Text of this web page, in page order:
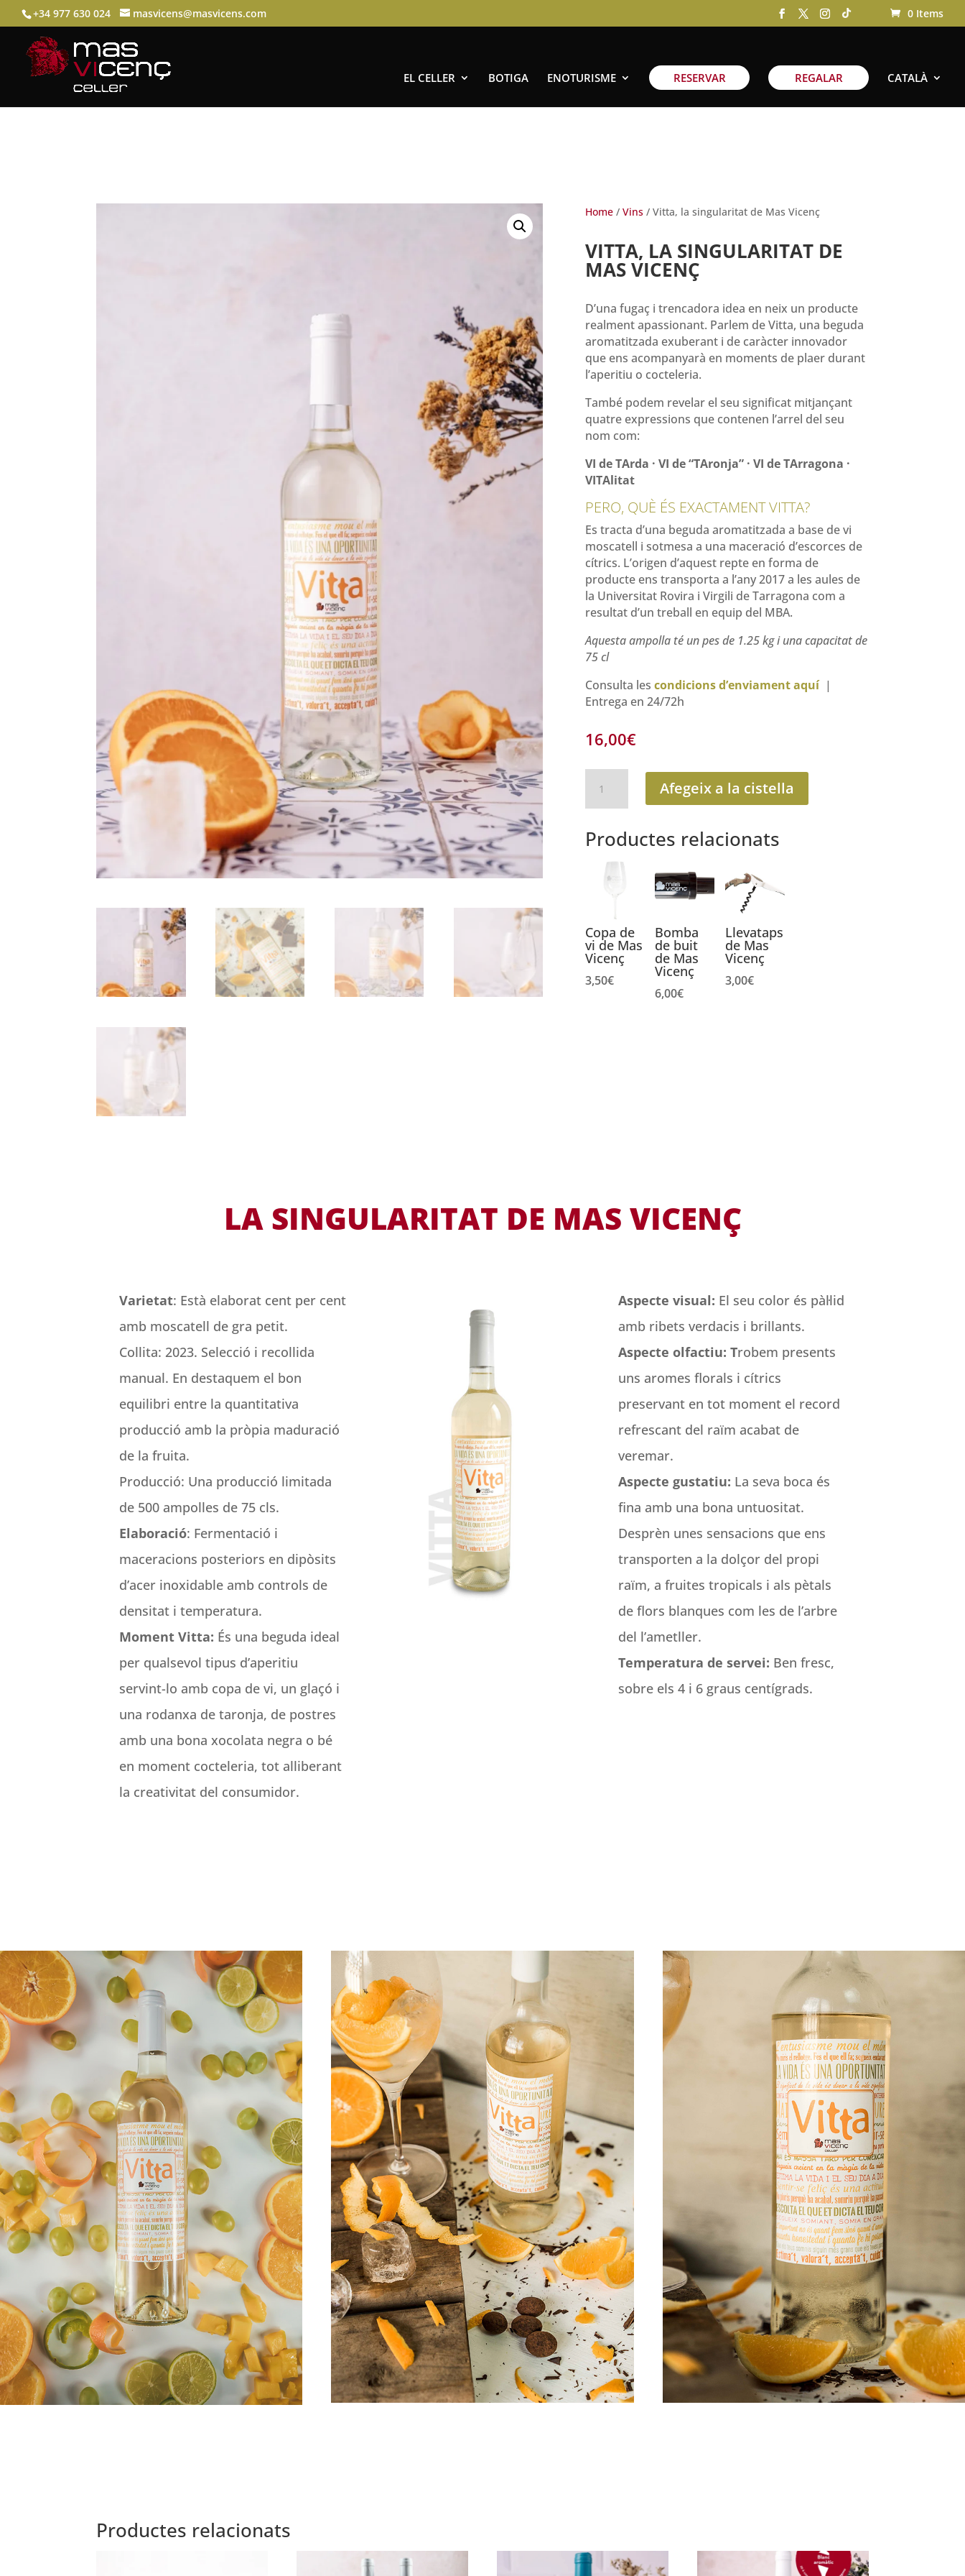
+34 977 630 024 masvicens@masvicens.com 0 Items
EL CELLER BOTIGA ENOTURISME RESERVAR REGALAR CATALÀ
Home/ Vins/ Vitta, la singularitat de Mas Vicenç
VITTA, LA SINGULARITAT DE
MAS VICENÇ
D’una fugaç i trencadora idea en neix un producte
realment apassionant. Parlem de Vitta, una beguda
aromatitzada exuberant i de caràcter innovador
que ens acompanyarà en moments de plaer durant
l’aperitiu o cocteleria.
També podem revelar el seu significat mitjançant
quatre expressions que contenen l’arrel del seu
nom com:
VI de TArda · VI de “TAronja” · VI de TArragona ·
VITAlitat
PERO, QUÈ ÉS EXACTAMENT VITTA?
Es tracta d’una beguda aromatitzada a base de vi
moscatell i sotmesa a una maceració d’escorces de
cítrics. L’origen d’aquest repte en forma de
producte ens transporta a l’any 2017 a les aules de
la Universitat Rovira i Virgili de Tarragona com a
resultat d’un treball en equip del MBA.
Aquesta ampolla té un pes de 1.25 kg i una capacitat de
75 cl
Consulta les condicions d’enviament aquí |
Entrega en 24/72h
16,00€
Vitta,
singularitat
Afegeix a la cistella
Productes relacionats
Copa de
vi de Mas
Vicenç
3,50€
Bomba
de buit
de Mas
Vicenç
6,00€
Llevataps
de Mas
Vicenç
3,00€
LA SINGULARITAT DE MAS VICENÇ
Varietat: Està elaborat cent per cent
amb moscatell de gra petit.
Collita: 2023. Selecció i recollida
manual. En destaquem el bon
equilibri entre la quantitativa
producció amb la pròpia maduració
de la fruita.
Producció: Una producció limitada
de 500 ampolles de 75 cls.
Elaboració: Fermentació i
maceracions posteriors en dipòsits
d’acer inoxidable amb controls de
densitat i temperatura.
Moment Vitta: És una beguda ideal
per qualsevol tipus d’aperitiu
servint-lo amb copa de vi, un glaçó i
una rodanxa de taronja, de postres
amb una bona xocolata negra o bé
en moment cocteleria, tot alliberant
la creativitat del consumidor.
Aspecte visual: El seu color és pàl·lid
amb ribets verdacis i brillants.
Aspecte olfactiu: Trobem presents
uns aromes florals i cítrics
preservant en tot moment el record
refrescant del raïm acabat de
veremar.
Aspecte gustatiu: La seva boca és
fina amb una bona untuositat.
Desprèn unes sensacions que ens
transporten a la dolçor del propi
raïm, a fruites tropicals i als pètals
de flors blanques com les de l’arbre
del l’ametller.
Temperatura de servei: Ben fresc,
sobre els 4 i 6 graus centígrads.
Productes relacionats